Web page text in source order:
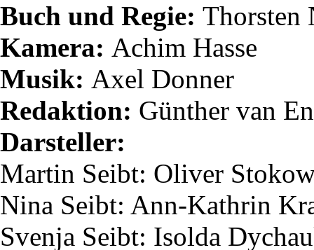
Buch und Regie: Thorsten
Kamera: Achim Hasse
Musik: Axel Donner
Redaktion: Günther van
Darsteller:
Martin Seibt: Oliver
Nina Seibt: Ann-Kathrin
Svenja Seibt: Isolda